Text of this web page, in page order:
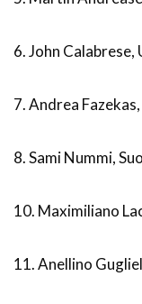
6. John Calabrese,
7. Andrea
8. Sami Nummi,
10. Maximiliano
11. Anellino